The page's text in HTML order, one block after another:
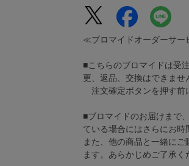
≪ブロマイドオーダーサ
■こちらのブロマイドは受
更、返品、交換はできませ
注文確定ボタンを押す前
■ブロマイドのお届けまで
ている場合にはさらにお時
また、他の商品と一緒に
ます。あらかじめご了承く